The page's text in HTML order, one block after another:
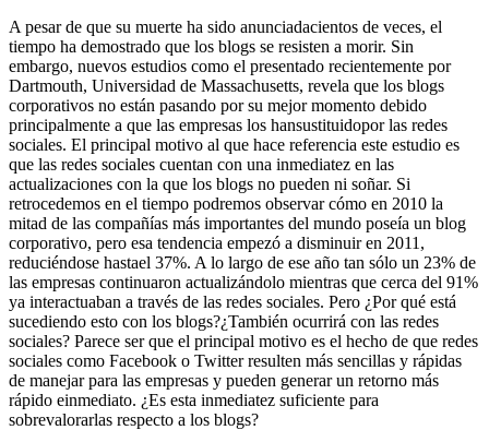
A pesar de que su muerte ha sido anunciadacientos de veces, el
tiempo ha demostrado que los blogs se resisten a morir. Sin
embargo, nuevos estudios como el presentado recientemente por
Dartmouth, Universidad de Massachusetts, revela que los blogs
corporativos no están pasando por su mejor momento debido
principalmente a que las empresas los hansustituidopor las redes
sociales. El principal motivo al que hace referencia este estudio es
que las redes sociales cuentan con una inmediatez en las
actualizaciones con la que los blogs no pueden ni soñar. Si
retrocedemos en el tiempo podremos observar cómo en 2010 la
mitad de las compañías más importantes del mundo poseía un blog
corporativo, pero esa tendencia empezó a disminuir en 2011,
reduciéndose hastael 37%. A lo largo de ese año tan sólo un 23% de
las empresas continuaron actualizándolo mientras que cerca del 91%
ya interactuaban a través de las redes sociales. Pero ¿Por qué está
sucediendo esto con los blogs?¿También ocurrirá con las redes
sociales? Parece ser que el principal motivo es el hecho de que redes
sociales como Facebook o Twitter resulten más sencillas y rápidas
de manejar para las empresas y pueden generar un retorno más
rápido einmediato. ¿Es esta inmediatez suficiente para
sobrevalorarlas respecto a los blogs?